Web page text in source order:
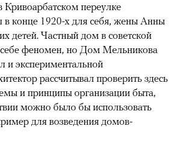
переулке
в конце 1920-х для себя, жены Анны
детей. Частный дом в советской
феномен, но Дом Мельникова
и экспериментальной
рассчитывал проверить здесь
и принципы организации быта,
можно было бы использовать
для возведения домов-